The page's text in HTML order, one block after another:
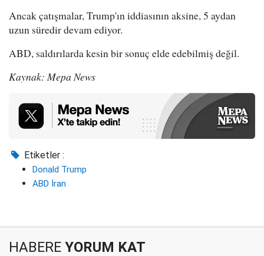
Ancak çatışmalar, Trump'ın iddiasının aksine, 5 aydan
uzun süredir devam ediyor.
ABD, saldırılarda kesin bir sonuç elde edebilmiş değil.
Kaynak: Mepa News
Etiketler :
Donald Trump
ABD İran
HABERE YORUM KAT